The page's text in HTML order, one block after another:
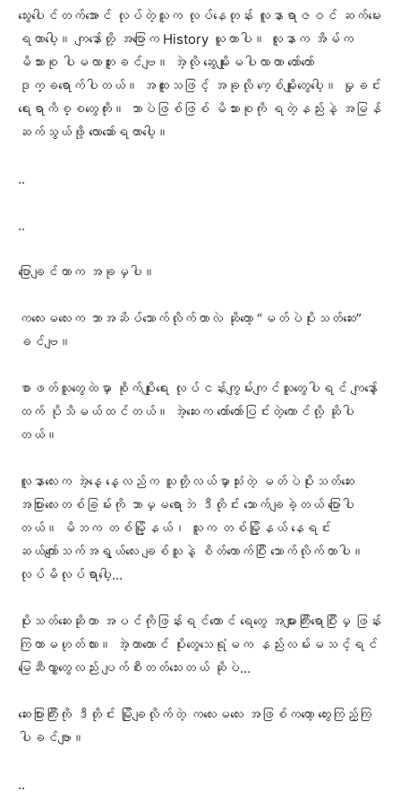
သွေးပေါင်တက်အောင် လုပ်တဲ့သူက လုပ်နေတုန်း လူနာရာဇဝင် ဆက်မေး
ရတာပေါ့။ ကျနော်တို့ အပြောက History ယူတာပါ။ လူနာက အိမ်က
မိသားစု ပါမလာဘူးခင်ဗျ။ အဲ့လို ဆွေမျိုးမပါလာတာ တော်တော်
ဒုက္ခရောက်ပါတယ်။ အထူးသဖြင့် အခုလို ကေ့စ်မျိုးတွေပေါ့။ မှုခင်း
ရေးရာကိစ္စတွေကိုး။ ဘာပဲဖြစ်ဖြစ် မိသားစုကို ရတဲ့နည်းနဲ့ အမြန်
ဆက်သွယ်ဖို့ လော‌ဆော်ရတာပေါ့။
..
..
ပြောချင်တာက အခုမှပါ။
ကလေးမလေးက ဘာအဆိပ်သောက်လိုက်တာလဲ ဆိုတော့ “မတ်ပဲပိုးသတ်ဆေး”
ခင်ဗျ။
စာဖတ်သူတွေထဲမှာ စိုက်ပျိုးရေး လုပ်ငန်းကျွမ်းကျင်သူတွေပါရင် ကျနော့်
ထက် ပိုသိမယ်ထင်တယ်။ အဲ့ဆေးက တော်တော်ပြင်းတဲ့ကောင်လို့ ဆိုပါ
တယ်။
လူနာလေးက အဲ့‌နေ့ နေ့လည်က သူတို့လယ်မှာသုံးတဲ့ မတ်ပဲပိုးသတ်ဆေး
အပြားလေးတစ်ခြမ်းကို ဘာမှမရောဘဲ ဒီတိုင်း သောက်ချခဲ့တယ် ပြောပါ
တယ်။ မိဘက တစ်မြို့နယ်၊ သူက တစ်မြို့နယ် နေရင်း
ဆယ်ကျော်သက်အရွယ်လေး ချစ်သူနဲ့ စိတ်ကောက်ပြီး သောက်လိုက်တာပါ။
လုပ်မိလုပ်ရာပေါ့…
ပိုးသတ်ဆေးဆိုတာ အပင်ကိုဖြန်းရင်တောင် ရေတွေ အများကြီးရောပြီးမှ ဖြန်း
ကြတာမဟုတ်လား။ အဲ့တာတောင် ပိုးတွေသေရုံမက နည်းလမ်းမသင့်ရင်
မြေဆီလွှာတွေလည်း ပျက်စီးတတ်သေးတယ် ဆိုပဲ…
ဆေးပြားကြီးကို ဒီတိုင်း မြိုချလိုက်တဲ့ ကလေးမလေး အဖြစ်ကတော့ တွေးကြည့်ကြ
ပါခင်ဗျာ။
..